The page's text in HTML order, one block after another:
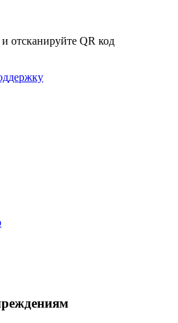
отсканируйте QR код